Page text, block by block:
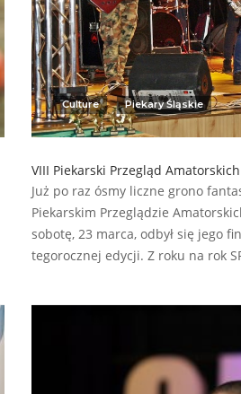
Culture Piekary Śląskie
VIII Piekarski Przegląd
Już po raz ósmy liczne grono
Piekarskim Przeglądzie
sobotę, 23 marca, odbył się jego
tegorocznej edycji. Z roku na rok